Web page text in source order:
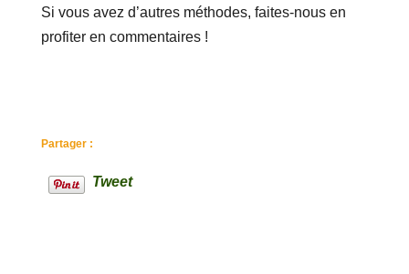
Si vous avez d’autres méthodes, faites-nous en
profiter en commentaires !
Partager :
Tweet